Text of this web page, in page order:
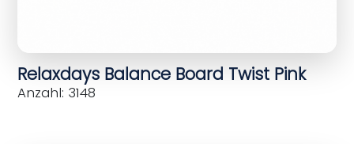
Relaxdays Balance Board Twist Pink
Anzahl: 3148